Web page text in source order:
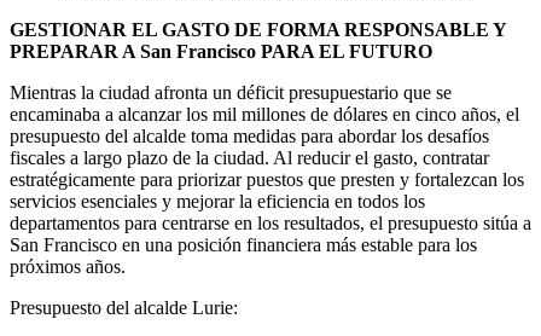
GESTIONAR EL GASTO DE FORMA RESPONSABLE Y
PREPARAR A San Francisco PARA EL FUTURO
Mientras la ciudad afronta un déficit presupuestario que se
encaminaba a alcanzar los mil millones de dólares en cinco años, el
presupuesto del alcalde toma medidas para abordar los desafíos
fiscales a largo plazo de la ciudad. Al reducir el gasto, contratar
estratégicamente para priorizar puestos que presten y fortalezcan los
servicios esenciales y mejorar la eficiencia en todos los
departamentos para centrarse en los resultados, el presupuesto sitúa a
San Francisco en una posición financiera más estable para los
próximos años.
Presupuesto del alcalde Lurie: